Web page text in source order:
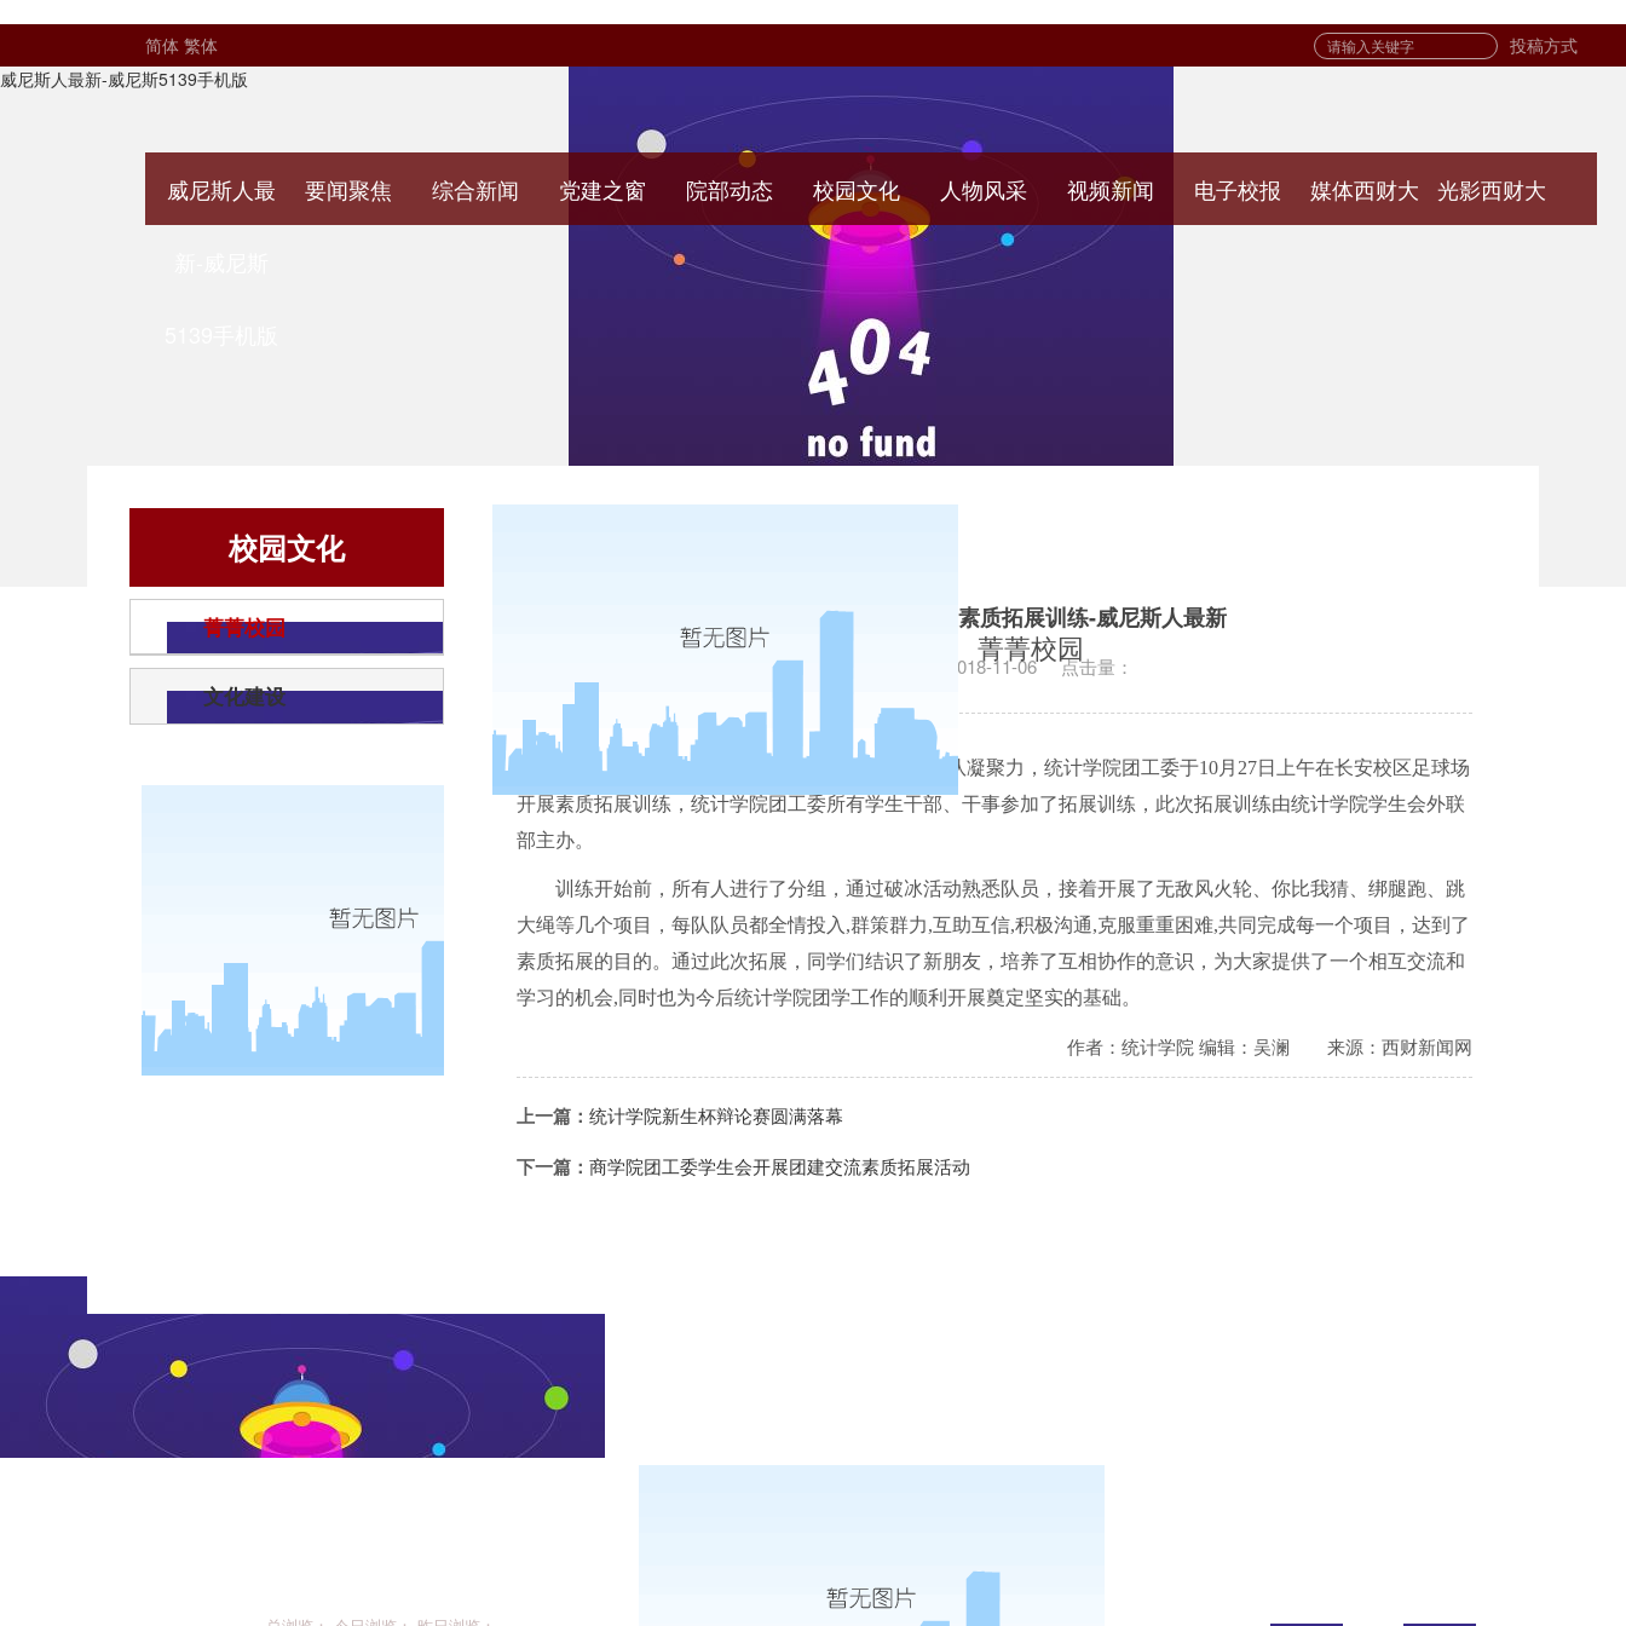
简体 繁体
投稿方式
威尼斯人最新-威尼斯5139手机版
威尼斯人最 要闻聚焦 综合新闻 党建之窗 院部动态 校园文化 人物风采 视频新闻 电子校报 媒体西财大 光影西财大
校园文化
菁菁校园
文化建设
菁菁校园
统计学院团工委开展素质拓展训练-威尼斯人最新
发布日期：2018-11-06 点击量：
为提高学院新一届团学干部的综合素质 加强团队凝聚力，统计学院团工委于10月 27日上午在长安校区足球场
开展素质拓展训练，统计学院团工委所有学生干部、干事参加了拓展训练，此次拓展训练由统计学院学生会外联
部主办。
训练开始前，所有人进行了分组，通过破冰活动熟悉队员，接着开展了无敌风火轮、你比我猜、绑腿跑、跳
大绳等几个项目，每队队员都全情投入 ,群策群力,互助互信,积极沟通,克服重重困难,共同完成每一个项目，达到了
素质拓展的目的。通过此次拓展，同学们结识了新朋友，培养了互相协作的意识，为大家提供了一个相互交流和
学习的机会,同时也为今后统计学院团学工作的顺利开展奠定坚实的基础。
作者：统计学院 编辑：吴澜 来源：西财新闻网
上一篇： 统计学院新生杯辩论赛圆满落幕
下一篇： 商学院团工委学生会开展团建交流素质拓展活动